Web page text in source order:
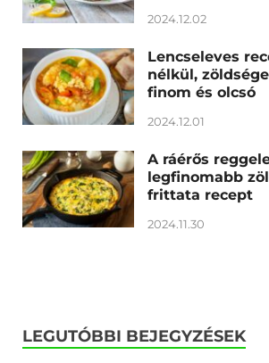
2024.12.02
Lencseleves
nélkül,
finom és olcsó
2024.12.01
A ráérős
legfinomabb
frittata recept
2024.11.30
LEGUTÓBBI BEJEGYZÉSEK